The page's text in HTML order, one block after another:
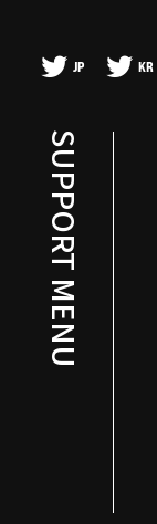
JP KR
SUPPORT MENU